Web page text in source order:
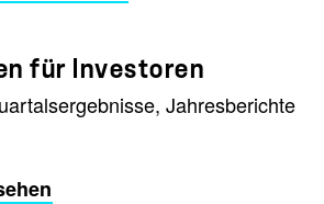
für Investoren
Jahresberichte